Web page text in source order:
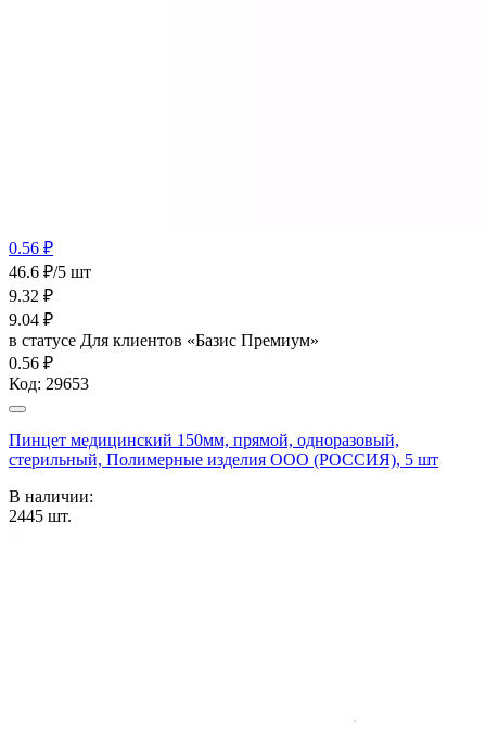
0.56 ₽
46.6 ₽/5 шт
9.32 ₽
9.04 ₽
в статусе Для клиентов «Базис Премиум»
0.56 ₽
Код: 29653
Пинцет медицинский 150мм, прямой, одноразовый,
стерильный, Полимерные изделия OOO (РОССИЯ), 5 шт
В наличии:
2445 шт.